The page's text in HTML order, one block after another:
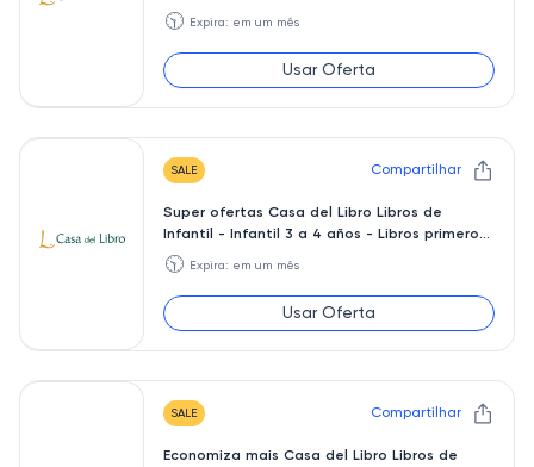
personajes
🕥 Expira: em um mês
Usar Oferta
SALE Compartilhar
Super ofertas Casa del Libro Libros de
Infantil - Infantil 3 a 4 años - Libros primeros
conocimiento
🕥 Expira: em um mês
Usar Oferta
SALE Compartilhar
Economiza mais Casa del Libro Libros de